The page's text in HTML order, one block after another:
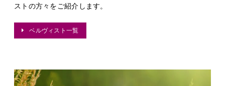
ストの方々をご紹介します。
ベルヴィスト一覧